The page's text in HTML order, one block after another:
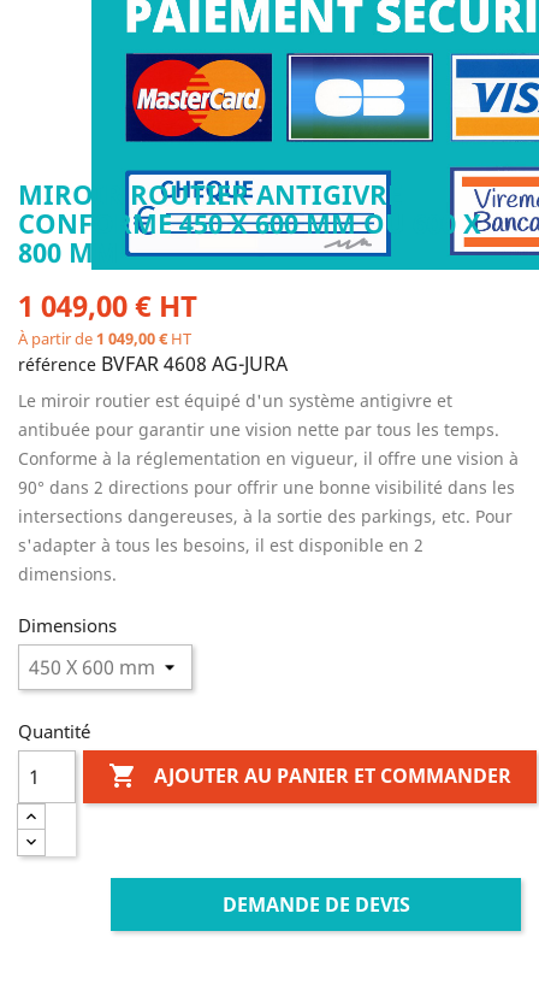
MIROIR ROUTIER ANTIGIVRE
CONFORME 450 X 600 MM OU 600 X
800 MM
1 049,00 € HT
À partir de1 049,00 €HT
référence BVFAR 4608 AG-JURA
Le miroir routier est équipé d'un système antigivre et
antibuée pour garantir une vision nette par tous les temps.
Conforme à la réglementation en vigueur, il offre une vision à
90° dans 2 directions pour offrir une bonne visibilité dans les
intersections dangereuses, à la sortie des parkings, etc. Pour
s'adapter à tous les besoins, il est disponible en 2
dimensions.
Dimensions
Quantité
 AJOUTER AU PANIER ET COMMANDER
DEMANDE DE DEVIS